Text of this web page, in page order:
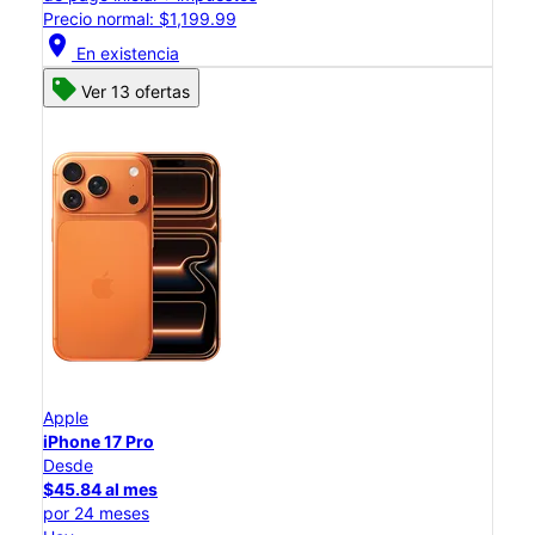
Precio normal: $1,199.99
location_on En existencia
Ver 13 ofertas
Apple
iPhone 17 Pro
Desde
$45.84 al mes
por 24 meses